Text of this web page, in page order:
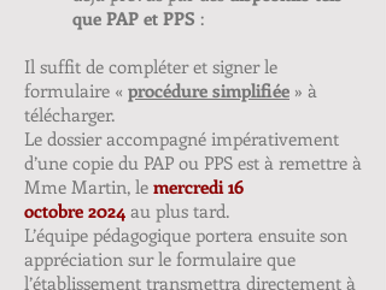
que PAP et PPS :
Il suffit de compléter et signer le
formulaire « procédure simplifiée » à
télécharger.
Le dossier accompagné impérativement
d’une copie du PAP ou PPS est à remettre à
Mme Martin, le mercredi 16
octobre 2024 au plus tard.
L’équipe pédagogique portera ensuite son
appréciation sur le formulaire que
l’établissement transmettra directement à